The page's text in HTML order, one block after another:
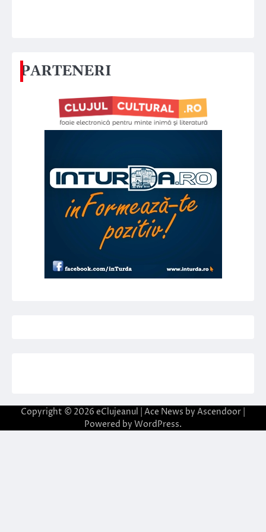
PARTENERI
Copyright © 2026 eClujeanul | Ace News by Ascendoor
Powered by WordPress.